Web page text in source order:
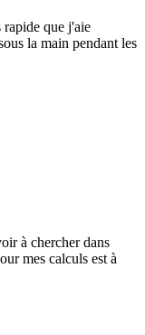
rapide que j'aie
la main pendant les
à chercher dans
mes calculs est à